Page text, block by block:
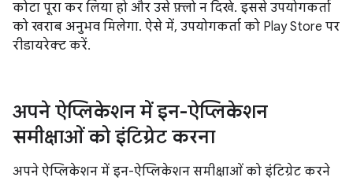
कोटा पूरा कर लिया हो और उसे फ़्लो न दिखे. इससे उपयोगकर्ता
को खराब अनुभव मिलेगा. ऐसे में, उपयोगकर्ता को Play Store पर
रीडायरेक्ट करें.
अपने ऐप्लिकेशन में इन-ऐप्लिकेशन
समीक्षाओं को इंटिग्रेट करना
अपने ऐप्लिकेशन में इन-ऐप्लिकेशन समीक्षाओं को इंटिग्रेट करने